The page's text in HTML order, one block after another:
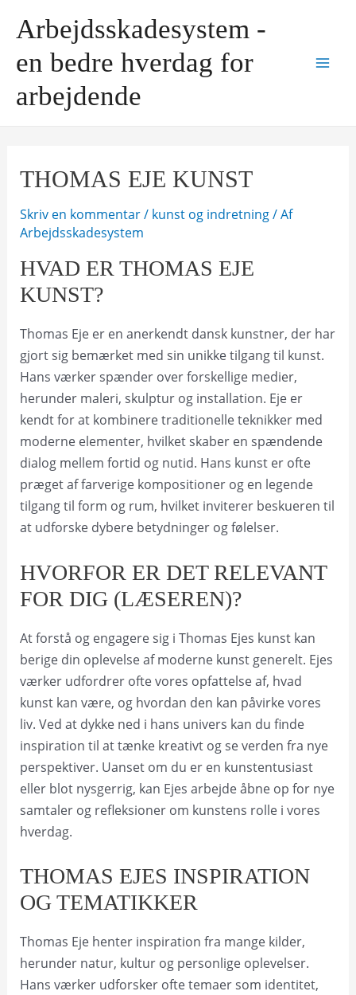
indholdet
Arbejdsskadesystem -
en bedre hverdag for
arbejdende
THOMAS EJE KUNST
Skriv en kommentar/ kunst og indretning/ Af
Arbejdsskadesystem
HVAD ER THOMAS EJE
KUNST?
Thomas Eje er en anerkendt dansk kunstner, der har
gjort sig bemærket med sin unikke tilgang til kunst.
Hans værker spænder over forskellige medier,
herunder maleri, skulptur og installation. Eje er
kendt for at kombinere traditionelle teknikker med
moderne elementer, hvilket skaber en spændende
dialog mellem fortid og nutid. Hans kunst er ofte
præget af farverige kompositioner og en legende
tilgang til form og rum, hvilket inviterer beskueren til
at udforske dybere betydninger og følelser.
HVORFOR ER DET RELEVANT
FOR DIG (LÆSEREN)?
At forstå og engagere sig i Thomas Ejes kunst kan
berige din oplevelse af moderne kunst generelt. Ejes
værker udfordrer ofte vores opfattelse af, hvad
kunst kan være, og hvordan den kan påvirke vores
liv. Ved at dykke ned i hans univers kan du finde
inspiration til at tænke kreativt og se verden fra nye
perspektiver. Uanset om du er en kunstentusiast
eller blot nysgerrig, kan Ejes arbejde åbne op for nye
samtaler og refleksioner om kunstens rolle i vores
hverdag.
THOMAS EJES INSPIRATION
OG TEMATIKKER
Thomas Eje henter inspiration fra mange kilder,
herunder natur, kultur og personlige oplevelser.
Hans værker udforsker ofte temaer som identitet,